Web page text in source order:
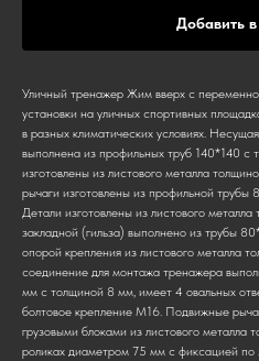
Добавить
Уличный тренажер Жим вверх с
установки на уличных спортивных
в разных климатических условиях.
выполнена из профильных труб 140*140 с
изготовлены из листового металла
рычаги изготовлены из профильной
Детали изготовлены из листового
закладной (гильза) выполнено из трубы
опорой крепления из листового металла
соединение для монтажа тренажера
мм с толщиной 8 мм, имеет 4 овальных
болтовое крепление М16. Подвижные
грузовыми блоками из листового
роликах диаметром 75 мм с фиксацией по